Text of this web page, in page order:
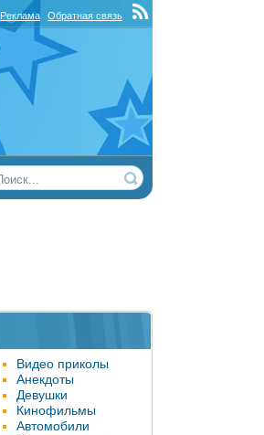
Видео приколы
Анекдоты
Девушки
Кинофильмы
Автомобили
Реклама Обратная связь